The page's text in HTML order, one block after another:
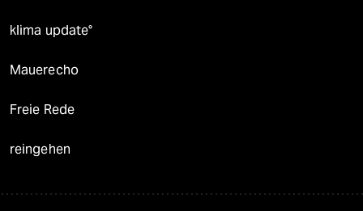
klima update°
Mauerecho
Freie Rede
reingehen